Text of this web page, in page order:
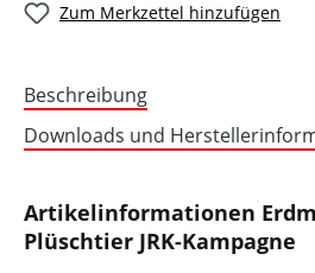
Zum Merkzettel hinzufügen
Beschreibung
Downloads und
Artikelinformationen
Plüschtier JRK-Kampagne